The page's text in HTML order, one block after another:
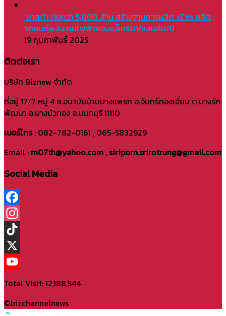
‘มาสด้า’ทุ่มกว่า 5,000 ล้าน สร้างฐานการผลิต xEVs ผลิต
รถยนต์พลังงานไฟฟ้าคอมแพ็คSUVแสนคัน/ปี
19 กุมภาพันธ์ 2025
ติดต่อเรา
บริษัท Biznew จำกัด
ที่อยู่ 17/7 หมู่ 4 ซ.อนามัยบ้านบางแพรก อ.จันทร์ทองเอี่ยม ต.บางรัก
พัฒนา อ.บางบัวทอง จ.นนทบุรี 11110
เบอร์โทร: 082-782-0161 , 065-5832929
Email : m07th@yahoo.com , siriporn.srirotrung@gmail.com
Social Media
Facebook
Instagram
TikTok
X
Total Visit: 12,188,544
©bizchannelnews